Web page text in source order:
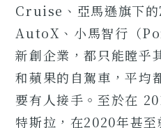
Cruise、亞馬遜旗下
AutoX、小馬智行（
新創企業，都只能瞠乎
和蘋果的自駕車，平均
要有人接手。至於在
特斯拉，在2020年甚至